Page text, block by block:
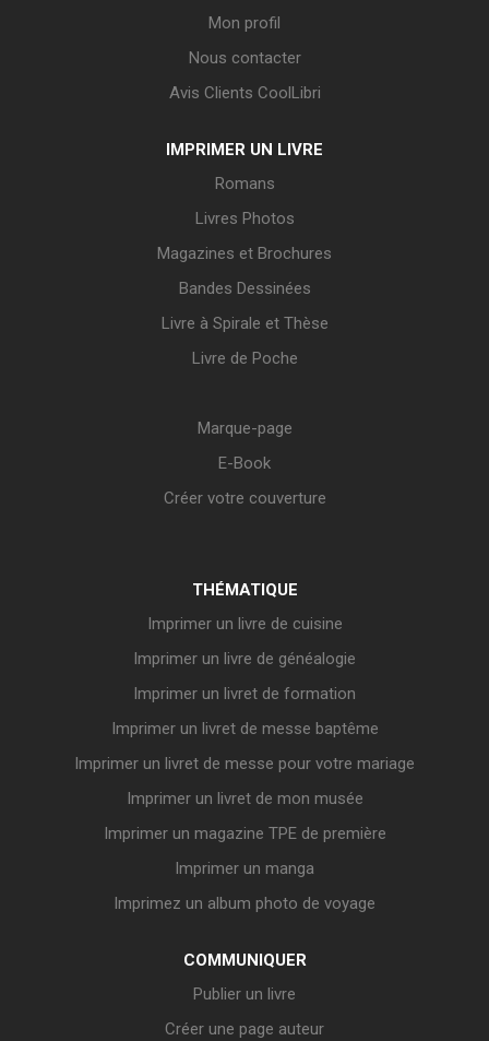
Mon profil
Nous contacter
Avis Clients CoolLibri
IMPRIMER UN LIVRE
Romans
Livres Photos
Magazines et Brochures
Bandes Dessinées
Livre à Spirale et Thèse
Livre de Poche
Marque-page
E-Book
Créer votre couverture
THÉMATIQUE
Imprimer un livre de cuisine
Imprimer un livre de généalogie
Imprimer un livret de formation
Imprimer un livret de messe baptême
Imprimer un livret de messe pour votre mariage
Imprimer un livret de mon musée
Imprimer un magazine TPE de première
Imprimer un manga
Imprimez un album photo de voyage
COMMUNIQUER
Publier un livre
Créer une page auteur